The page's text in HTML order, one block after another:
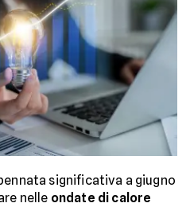
significativa a giugno
nelle ondate di calore